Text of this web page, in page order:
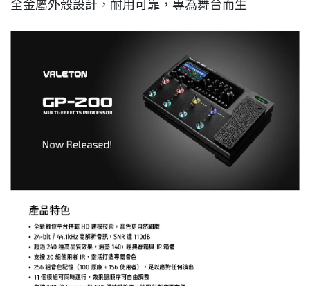
全金屬外殼設計，耐用可靠，專為舞台而生